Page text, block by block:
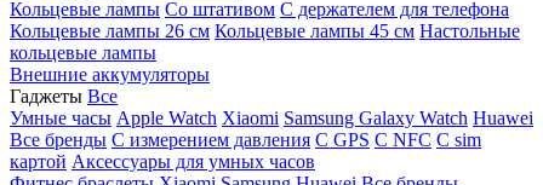
Кольцевые лампы Со штативом C держателем для телефона
Кольцевые лампы 26 см Кольцевые лампы 45 см Настольные
кольцевые лампы
Внешние аккумуляторы
Гаджеты Все
Умные часы Apple Watch Xiaomi Samsung Galaxy Watch Huawei
Все бренды C измерением давления C GPS C NFC C sim
картой Аксессуары для умных часов